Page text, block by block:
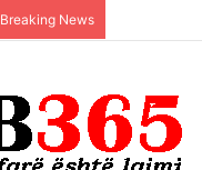
Breaking News